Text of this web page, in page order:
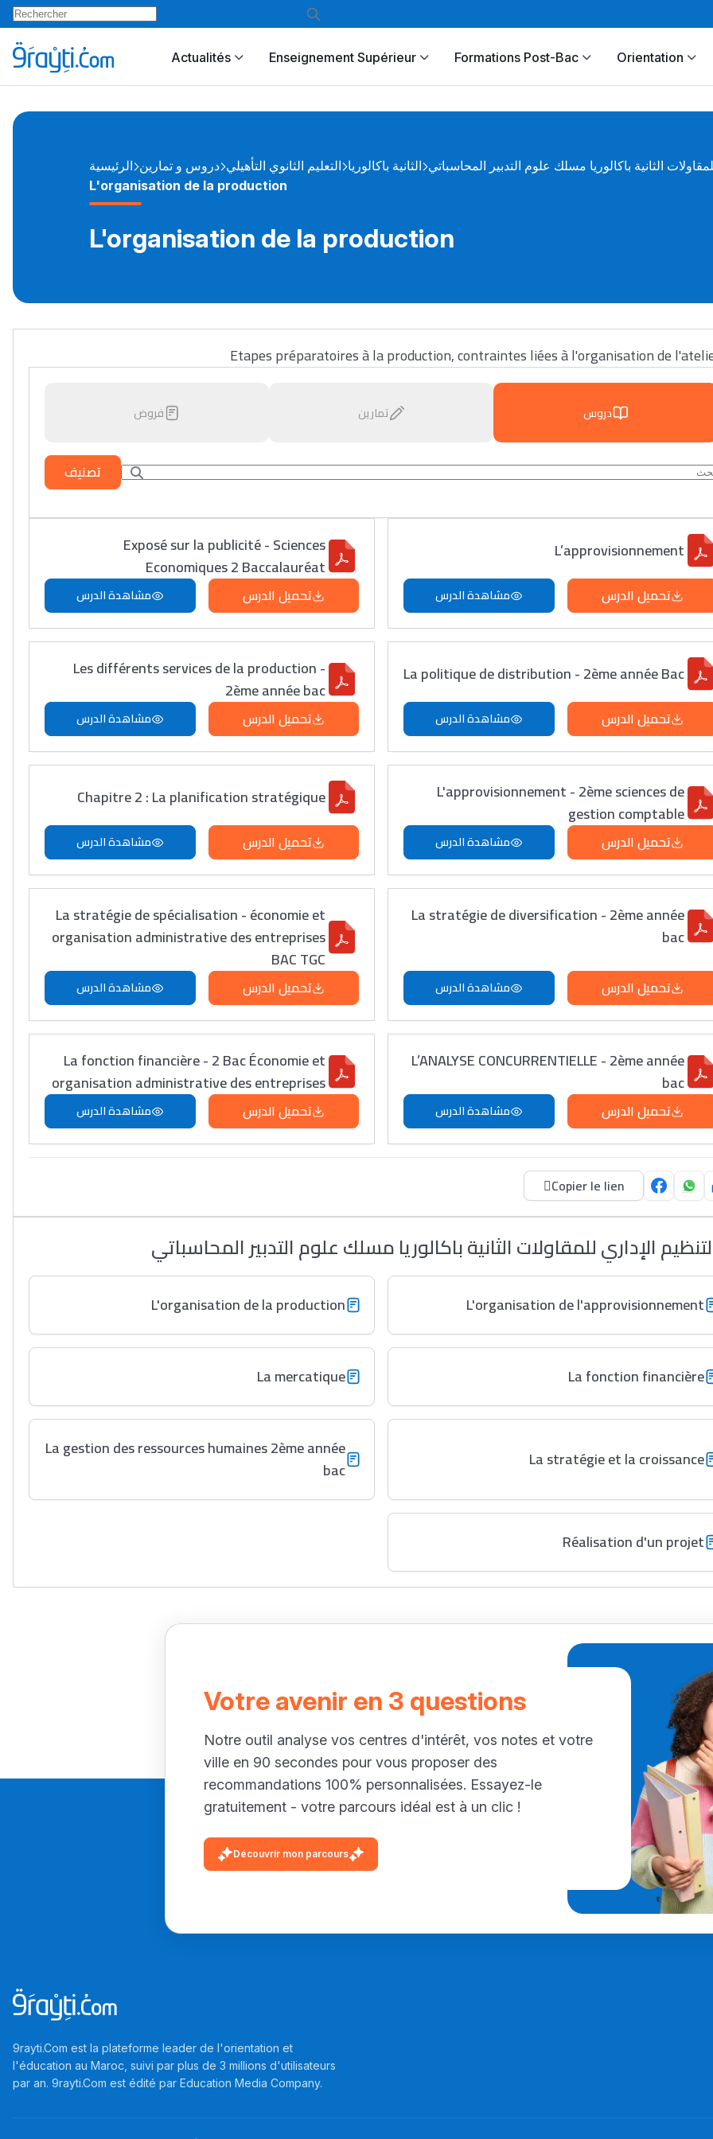
Actualités Enseignement Supérieur Formations Post-Bac Orientation
الرئيسية دروس و تمارين التعليم الثانوي التأهيلي الثانية باكالوريا الثانية باكالوريا مسلك علوم التدبير المحاسباتي
L'organisation de la production
L'organisation de la production
Etapes préparatoires à la production, contraintes liées à l'organisation de
دروس تمارين فروض
تصنيف
L’approvisionnement
تحميل الدرس مشاهدة الدرس
Exposé sur la publicité - Sciences
Economiques 2 Baccalauréat
تحميل الدرس مشاهدة الدرس
La politique de distribution - 2ème année Bac
تحميل الدرس مشاهدة الدرس
Les différents services de la production -
2ème année bac
تحميل الدرس مشاهدة الدرس
L'approvisionnement - 2ème sciences de
gestion comptable
تحميل الدرس مشاهدة الدرس
Chapitre 2 : La planification stratégique
تحميل الدرس مشاهدة الدرس
La stratégie de diversification - 2ème année
bac
تحميل الدرس مشاهدة الدرس
La stratégie de spécialisation - économie et
organisation administrative des entreprises
BAC TGC
تحميل الدرس مشاهدة الدرس
L’ANALYSE CONCURRENTIELLE - 2ème année
bac
تحميل الدرس مشاهدة الدرس
La fonction financière - 2 Bac Économie et
organisation administrative des entreprises
تحميل الدرس مشاهدة الدرس
Copier le lien
الإداري للمقاولات الثانية باكالوريا مسلك علوم التدبير المحاسباتي
L'organisation de l'approvisionnement
L'organisation de la production
La fonction financière
La mercatique
La stratégie et la croissance
La gestion des ressources humaines 2ème année
bac
Réalisation d'un projet
Votre avenir en 3 questions
Notre outil analyse vos centres d'intérêt, vos notes et votre
ville en 90 secondes pour vous proposer des
recommandations 100% personnalisées. Essayez-le
gratuitement - votre parcours idéal est à un clic !
Découvrir mon parcours
9rayti.Com est la plateforme leader de l'orientation et
l'éducation au Maroc, suivi par plus de 3 millions d'utilisateurs
par an. 9rayti.Com est édité par Education Media Company.